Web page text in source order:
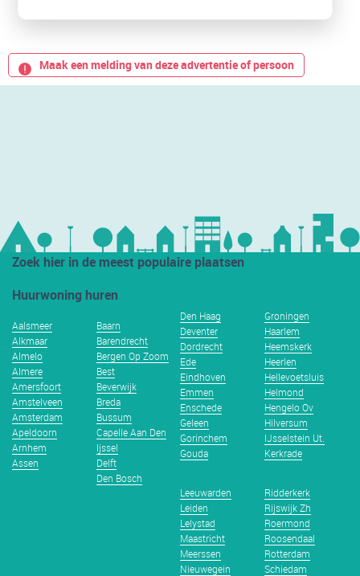
Maak een melding van deze advertentie of persoon
Zoek hier in de meest populaire plaatsen
Huurwoning huren
Aalsmeer
Alkmaar
Almelo
Almere
Amersfoort
Amstelveen
Amsterdam
Apeldoorn
Arnhem
Assen
Baarn
Barendrecht
Bergen Op Zoom
Best
Beverwijk
Breda
Bussum
Capelle Aan Den
Ijssel
Delft
Den Bosch
Den Haag
Deventer
Dordrecht
Ede
Eindhoven
Emmen
Enschede
Geleen
Gorinchem
Gouda
Groningen
Haarlem
Heemskerk
Heerlen
Hellevoetsluis
Helmond
Hengelo Ov
Hilversum
IJsselstein Ut.
Kerkrade
Leeuwarden
Leiden
Lelystad
Maastricht
Meerssen
Nieuwegein
Ridderkerk
Rijswijk Zh
Roermond
Roosendaal
Rotterdam
Schiedam